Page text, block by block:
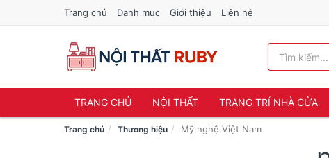
Trang chủ Danh mục Giới thiệu Liên hệ
TRANG CHỦ NỘI THẤT TRANG TRÍ NHÀ CỬA
Trang chủ Thương hiệu Mỹ nghệ Việt Nam